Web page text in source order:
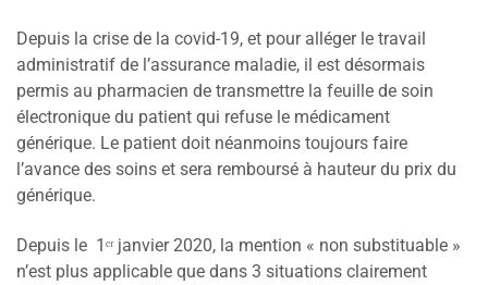
Depuis la crise de la covid-19, et pour alléger le travail
administratif de l’assurance maladie, il est désormais
permis au pharmacien de transmettre la feuille de soin
électronique du patient qui refuse le médicament
générique. Le patient doit néanmoins toujours faire
l’avance des soins et sera remboursé à hauteur du prix du
générique.
Depuis le 1ᵉʳ janvier 2020, la mention « non substituable »
n’est plus applicable que dans 3 situations clairement